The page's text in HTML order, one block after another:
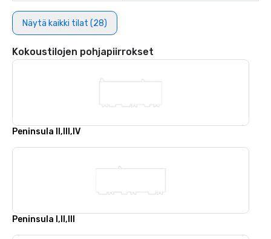
Näytä kaikki tilat (28)
Kokoustilojen pohjapiirrokset
Peninsula II,III,IV
Peninsula I,II,III